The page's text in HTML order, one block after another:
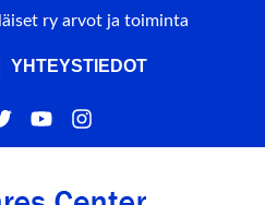
ry arvot ja toiminta
YHTEYSTIEDOT